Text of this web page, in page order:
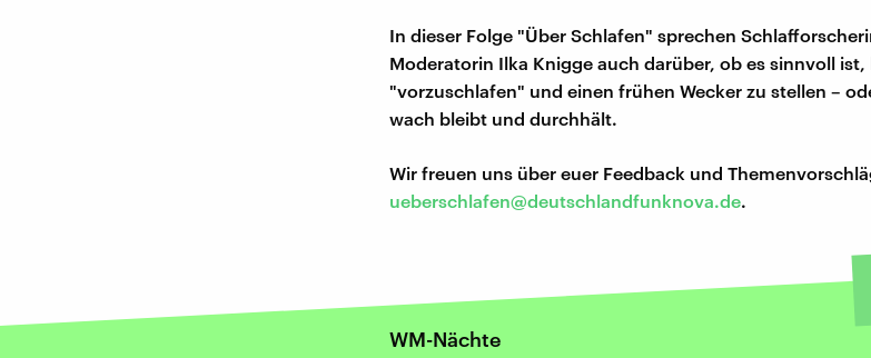
In dieser Folge "Über Schlafen" sprechen
Moderatorin Ilka Knigge auch darüber, ob es sinnvoll ist,
"vorzuschlafen" und einen frühen Wecker zu stellen –
wach bleibt und durchhält.
Wir freuen uns über euer Feedback und
ueberschlafen@deutschlandfunknova.de.
WM-Nächte